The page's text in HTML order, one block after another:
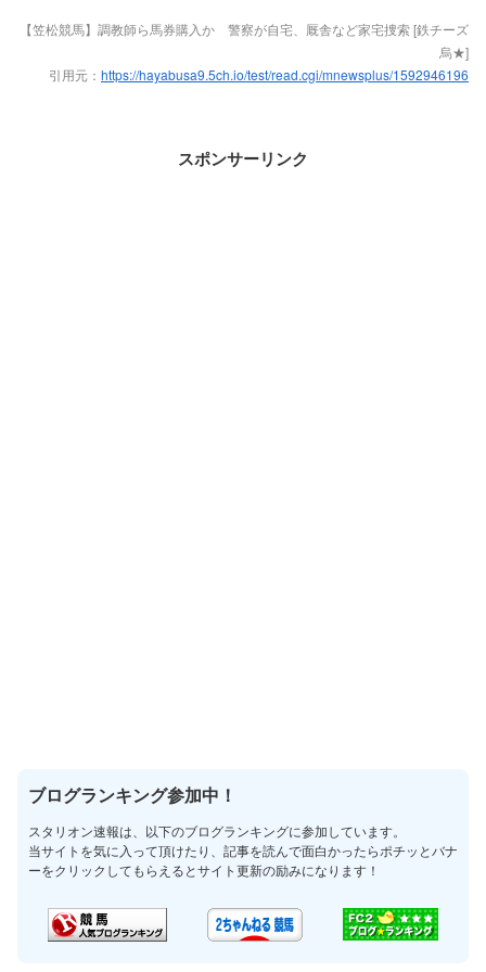
【笠松競馬】調教師ら馬券購入か 警察が自宅、厩舎など家宅捜索 [鉄チーズ
烏★]
引用元： https://hayabusa9.5ch.io/test/read.cgi/mnewsplus/1592946196
スポンサーリンク
ブログランキング参加中！
スタリオン速報は、以下のブログランキングに参加しています。
当サイトを気に入って頂けたり、記事を読んで面白かったらポチッとバナ
ーをクリックしてもらえるとサイト更新の励みになります！